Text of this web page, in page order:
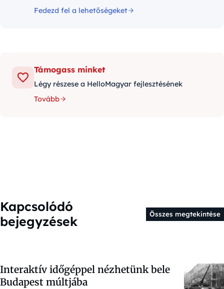
Fedezd fel a lehetőségeket
Támogass minket
Légy részese a HelloMagyar fejlesztésének
Tovább
Kapcsolódó
bejegyzések
Összes megtekintése
Interaktív időgéppel nézhetünk bele
Budapest múltjába